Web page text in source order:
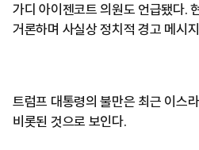
가디 아이젠코트 의원도 언급됐다.
거론하며 사실상 정치적 경고 메시
트럼프 대통령의 불만은 최근 이스
비롯된 것으로 보인다.